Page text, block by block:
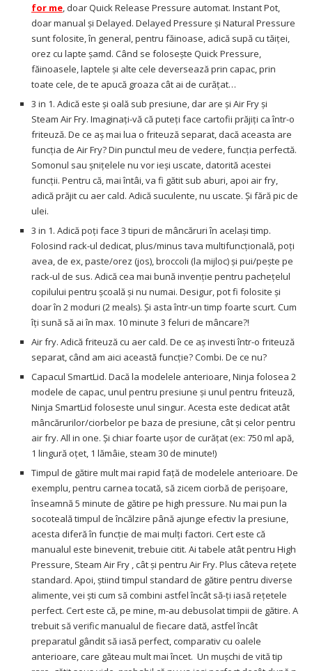
for me, doar Quick Release Pressure automat. Instant Pot,
doar manual și Delayed. Delayed Pressure și Natural Pressure
sunt folosite, în general, pentru făinoase, adică supă cu tăiței,
orez cu lapte șamd. Când se folosește Quick Pressure,
făinoasele, laptele și alte cele deversează prin capac, prin
toate cele, de te apucă groaza cât ai de curățat…
3 in 1. Adică este și oală sub presiune, dar are și Air Fry și
Steam Air Fry. Imaginați-vă că puteți face cartofii prăjiți ca într-o
friteuză. De ce aș mai lua o friteuză separat, dacă aceasta are
funcția de Air Fry? Din punctul meu de vedere, funcția perfectă.
Somonul sau șnițelele nu vor ieși uscate, datorită acestei
funcții. Pentru că, mai întâi, va fi gătit sub aburi, apoi air fry,
adică prăjit cu aer cald. Adică suculente, nu uscate. Și fără pic de
ulei.
3 in 1. Adică poți face 3 tipuri de mâncăruri în același timp.
Folosind rack-ul dedicat, plus/minus tava multifuncțională, poți
avea, de ex, paste/orez (jos), broccoli (la mijloc) și pui/pește pe
rack-ul de sus. Adică cea mai bună invenție pentru pachețelul
copilului pentru școală și nu numai. Desigur, pot fi folosite și
doar în 2 moduri (2 meals). Și asta într-un timp foarte scurt. Cum
îți sună să ai în max. 10 minute 3 feluri de mâncare?!
Air fry. Adică friteuză cu aer cald. De ce aș investi într-o friteuză
separat, când am aici această funcție? Combi. De ce nu?
Capacul SmartLid. Dacă la modelele anterioare, Ninja folosea 2
modele de capac, unul pentru presiune și unul pentru friteuză,
Ninja SmartLid foloseste unul singur. Acesta este dedicat atât
mâncărurilor/ciorbelor pe baza de presiune, cât și celor pentru
air fry. All in one. Și chiar foarte ușor de curățat (ex: 750 ml apă,
1 lingură oțet, 1 lămâie, steam 30 de minute!)
Timpul de gătire mult mai rapid față de modelele anterioare. De
exemplu, pentru carnea tocată, să zicem ciorbă de perișoare,
înseamnă 5 minute de gătire pe high pressure. Nu mai pun la
socoteală timpul de încălzire până ajunge efectiv la presiune,
acesta diferă în funcție de mai mulți factori. Cert este că
manualul este binevenit, trebuie citit. Ai tabele atât pentru High
Pressure, Steam Air Fry , cât și pentru Air Fry. Plus câteva rețete
standard. Apoi, știind timpul standard de gătire pentru diverse
alimente, vei ști cum să combini astfel încât să-ți iasă rețetele
perfect. Cert este că, pe mine, m-au debusolat timpii de gătire. A
trebuit să verific manualul de fiecare dată, astfel încât
preparatul gândit să iasă perfect, comparativ cu oalele
anterioare, care găteau mult mai încet. Un mușchi de vită tip